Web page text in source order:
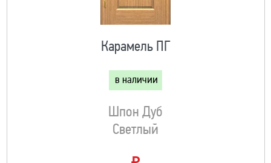
Карамель ПГ
в наличии
Шпон Дуб
Светлый